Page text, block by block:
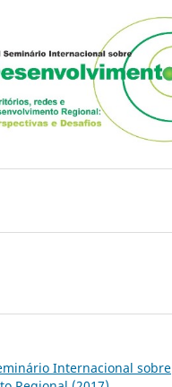
Internacional sobre